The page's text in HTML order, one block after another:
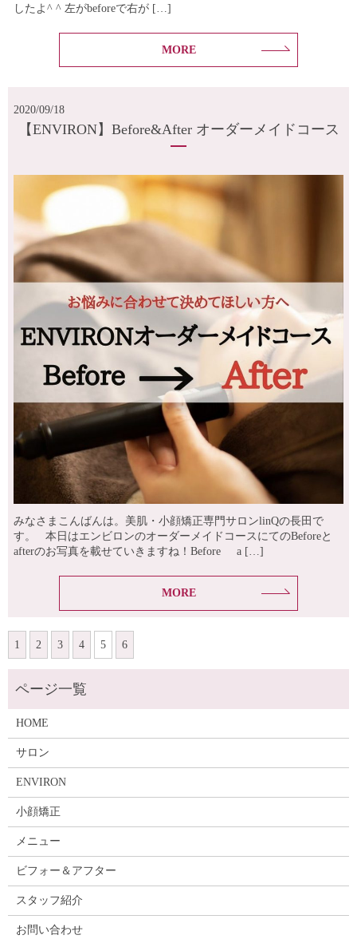
したよ^ ^ 左がbeforeで右が […]
MORE
2020/09/18
【ENVIRON】Before&After オーダーメイドコース
みなさまこんばんは。美肌・小顔矯正専門サロンlinQの長田で
す。 本日はエンビロンのオーダーメイドコースにてのBeforeと
afterのお写真を載せていきますね！Before a […]
MORE
1 2 3 4 5 6
HOME
サロン
ENVIRON
小顔矯正
メニュー
ビフォー＆アフター
スタッフ紹介
お問い合わせ